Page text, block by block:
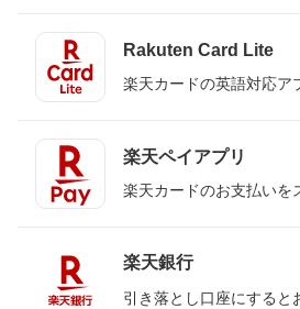
Rakuten Card Lite
楽天カードの英語対応ア
楽天ペイアプリ
楽天カードのお支払いを
楽天銀行
引き落とし口座にすると